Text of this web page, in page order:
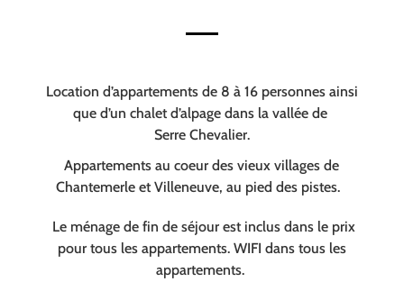
Location d’appartements de 8 à 16 personnes ainsi
que d’un chalet d’alpage dans la vallée de
Serre Chevalier.
Appartements au coeur des vieux villages de
Chantemerle et Villeneuve, au pied des pistes.
Le ménage de fin de séjour est inclus dans le prix
pour tous les appartements. WIFI dans tous les
appartements.